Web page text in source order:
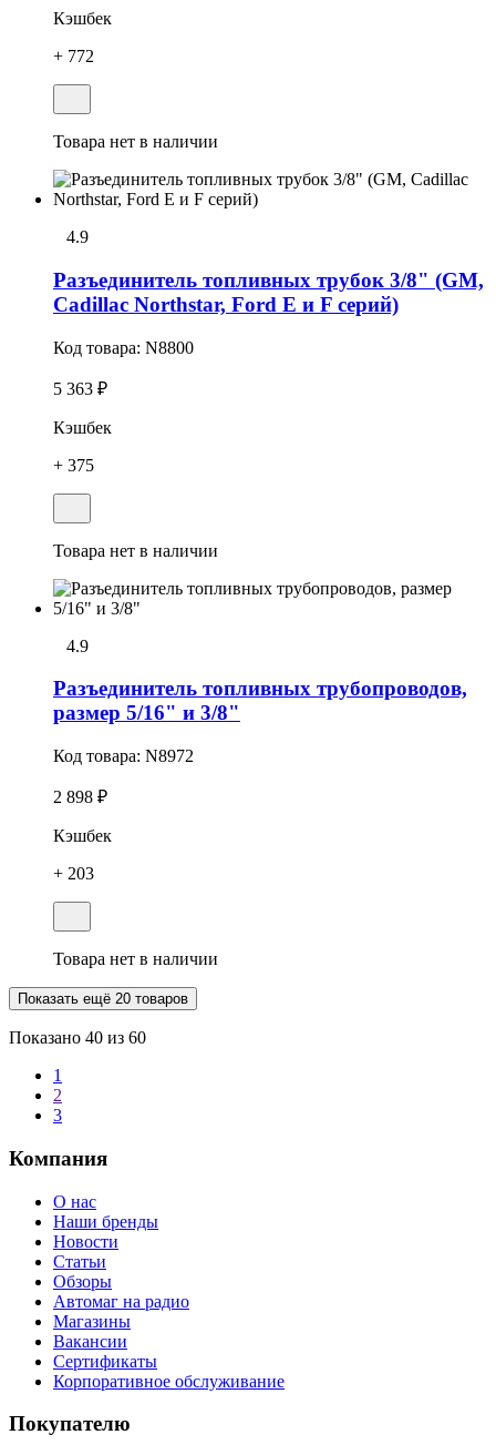
Кэшбек
+ 772
Товара нет в наличии
4.9
Разъединитель топливных трубок 3/8" (GM,
Cadillac Northstar, Ford E и F серий)
Код товара: N8800
5 363 ₽
Кэшбек
+ 375
Товара нет в наличии
4.9
Разъединитель топливных трубопроводов,
размер 5/16" и 3/8"
Код товара: N8972
2 898 ₽
Кэшбек
+ 203
Товара нет в наличии
Показать ещё 20 товаров
Показано 40 из 60
1
2
3
Компания
О нас
Наши бренды
Новости
Статьи
Обзоры
Автомаг на радио
Магазины
Вакансии
Сертификаты
Корпоративное обслуживание
Покупателю